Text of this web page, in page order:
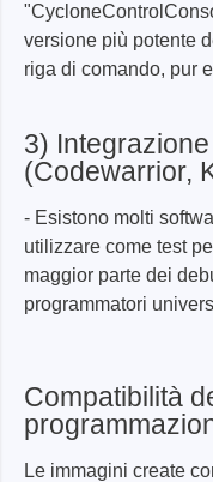
versione più potente
riga di comando, pur
3)
(Codewarrior,
- Esistono molti
utilizzare come test
maggior parte dei
programmatori
Compatibilità
Le immagini create